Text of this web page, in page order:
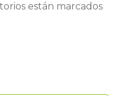
están marcados